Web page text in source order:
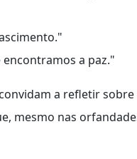
a paz."
a refletir sobre
mesmo nas